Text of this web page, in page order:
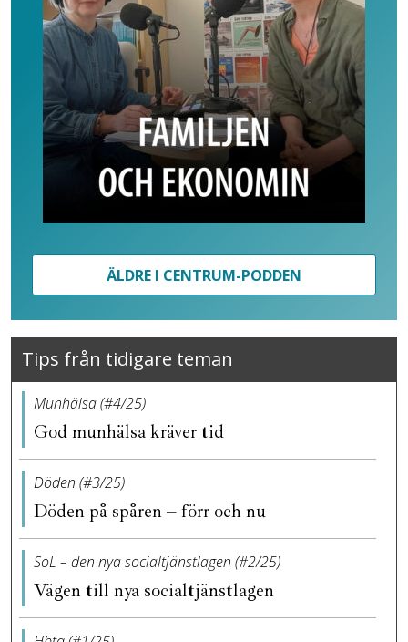
ÄLDRE I CENTRUM-PODDEN
Tips från tidigare teman
Munhälsa (#4/25)
God munhälsa kräver tid
Döden (#3/25)
Döden på spåren – förr och nu
SoL – den nya socialtjänstlagen (#2/25)
Vägen till nya socialtjänstlagen